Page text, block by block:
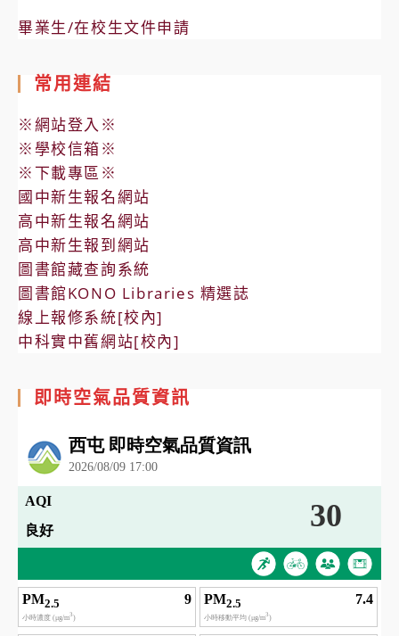
畢業生/在校生文件申請
常用連結
※網站登入※
※學校信箱※
※下載專區※
國中新生報名網站
高中新生報名網站
高中新生報到網站
圖書館藏查詢系統
圖書館KONO Libraries 精選誌
線上報修系統[校內]
中科實中舊網站[校內]
即時空氣品質資訊